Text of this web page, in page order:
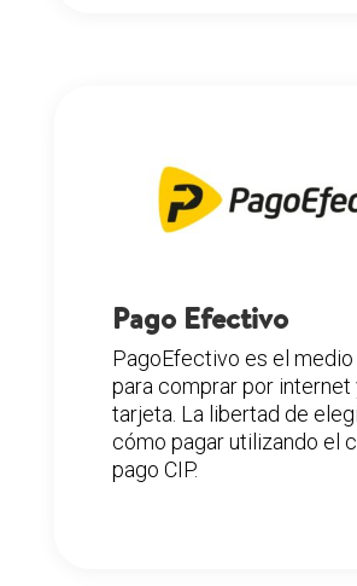
Pago Efectivo
PagoEfectivo es el medio
para comprar por internet
tarjeta. La libertad de
cómo pagar utilizando el
pago CIP.